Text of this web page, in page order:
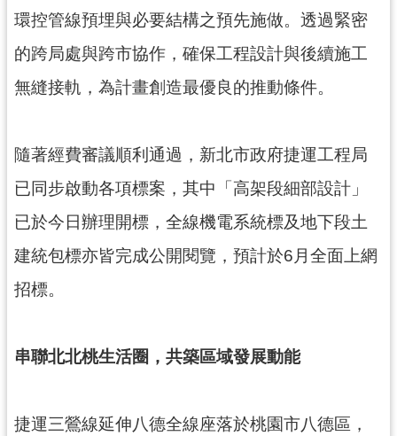
臺
政
資
開
機
關
通
訊
首
頁
站
環控管線預埋與必要結構之預先施做。透過緊密
的跨局處與跨市協作，確保工程設計與後續施工
無縫接軌，為計畫創造最優良的推動條件。
隨著經費審議順利通過，新北市政府捷運工程局
已同步啟動各項標案，其中「高架段細部設計」
已於今日辦理開標，全線機電系統標及地下段土
建統包標亦皆完成公開閱覽，預計於6月全面上網
招標。
串聯北北桃生活圈，共築區域發展動能
捷運三鶯線延伸八德全線座落於桃園市八德區，